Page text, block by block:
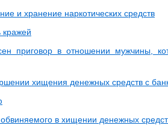
и хранение наркотических средств
кражей
приговор в отношении мужчины,
хищения денежных средств с
в хищении денежных